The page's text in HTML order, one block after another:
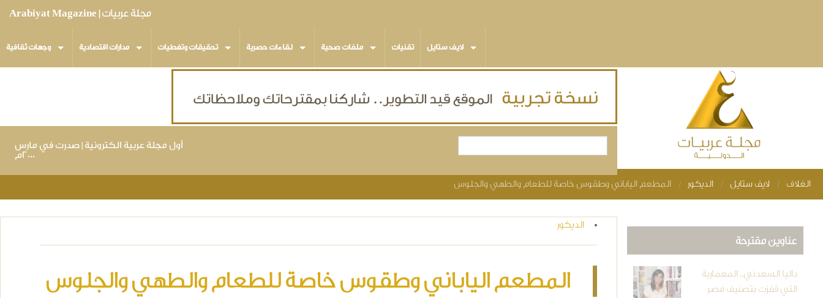
مجلة عربيات | Arabiyat Magazine
وجهات ثقافية مدارات اقتصادية تحقيقات وتغطيات لقاءات حصرية ملفات صحية تقنيات لايف ستايل
أول مجلة عربية الكترونية | صدرت في مارس
٢٠٠٠م
You are here
الغلاف لايف ستايل الديكور المطعم الياباني وطقوس خاصة للطعام والطهي والجلوس
الديكور
المطعم الياباني وطقوس خاصة للطعام والطهي والجلوس
عناوين مقترحة
داليا السعدني.. المعمارية
التي قفزت بتصنيف مصر